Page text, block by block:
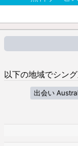
以下の地域でシン
出会い